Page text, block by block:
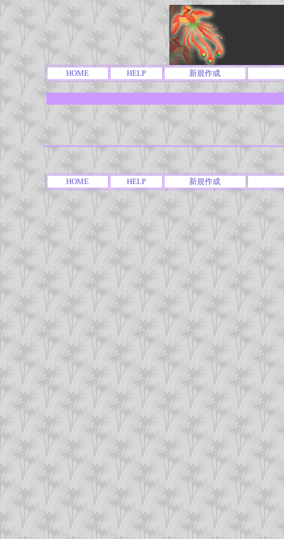
HOME HELP 新規作成
HOME HELP 新規作成